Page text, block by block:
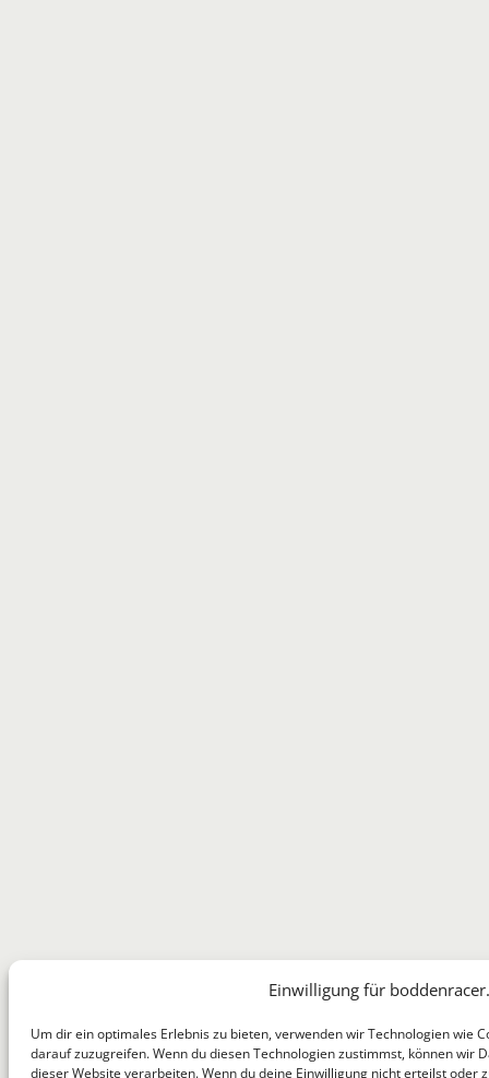
Einwilligung für
Um dir ein optimales Erlebnis zu bieten, verwenden wir Technologien wie
darauf zuzugreifen. Wenn du diesen Technologien zustimmst, können wir
dieser Website verarbeiten. Wenn du deine Einwilligung nicht erteilst oder